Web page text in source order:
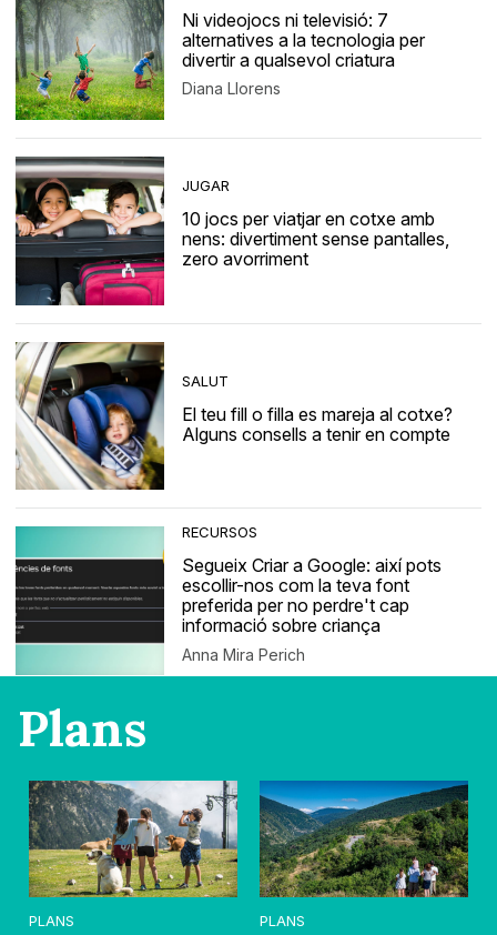
Ni videojocs ni televisió: 7
alternatives a la tecnologia per
divertir a qualsevol criatura
Diana Llorens
JUGAR
10 jocs per viatjar en cotxe amb
nens: divertiment sense pantalles,
zero avorriment
SALUT
El teu fill o filla es mareja al cotxe?
Alguns consells a tenir en compte
RECURSOS
Segueix Criar a Google: així pots
escollir-nos com la teva font
preferida per no perdre't cap
informació sobre criança
Anna Mira Perich
Plans
PLANS PLANS